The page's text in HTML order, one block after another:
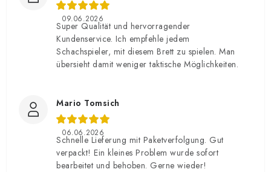
09.06.2026
Super Qualität und hervorragender
Kundenservice. Ich empfehle jedem
Schachspieler, mit diesem Brett zu spielen. Man
übersieht damit weniger taktische Möglichkeiten.
Mario Tomsich
06.06.2026
Schnelle Lieferung mit Paketverfolgung. Gut
verpackt! Ein kleines Problem wurde sofort
bearbeitet und behoben. Gerne wieder!